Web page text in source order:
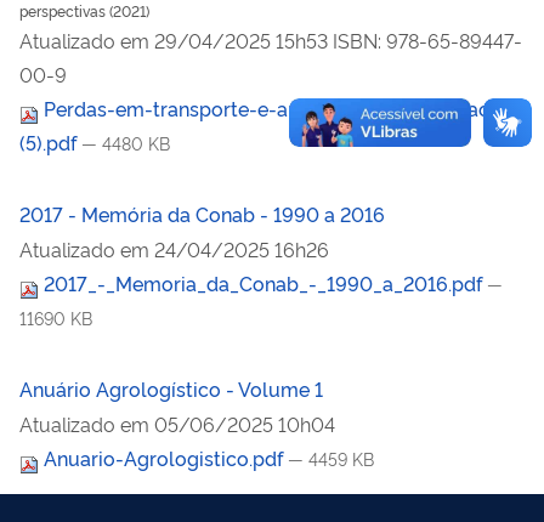
perspectivas (2021)
Atualizado em 29/04/2025 15h53 ISBN: 978-65-89447-
00-9
Perdas-em-transporte-e-armazenagem-de-graos_1
(5).pdf — 4480 KB
2017 - Memória da Conab - 1990 a 2016
Atualizado em 24/04/2025 16h26
2017_-_Memoria_da_Conab_-_1990_a_2016.pdf —
11690 KB
Anuário Agrologístico - Volume 1
Atualizado em 05/06/2025 10h04
Anuario-Agrologistico.pdf — 4459 KB